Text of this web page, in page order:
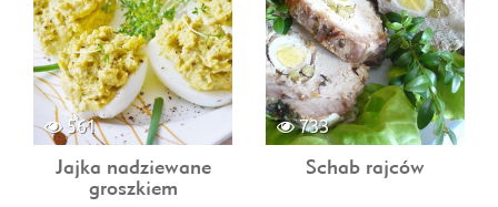
561
Jajka nadziewane
groszkiem
733
Schab rajców